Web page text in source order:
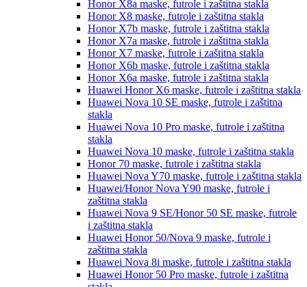
Honor X8a maske, futrole i zaštitna stakla
Honor X8 maske, futrole i zaštitna stakla
Honor X7b maske, futrole i zaštitna stakla
Honor X7a maske, futrole i zaštitna stakla
Honor X7 maske, futrole i zaštitna stakla
Honor X6b maske, futrole i zaštitna stakla
Honor X6a maske, futrole i zaštitna stakla
Huawei Honor X6 maske, futrole i zaštitna stakla
Huawei Nova 10 SE maske, futrole i zaštitna
stakla
Huawei Nova 10 Pro maske, futrole i zaštitna
stakla
Huawei Nova 10 maske, futrole i zaštitna stakla
Honor 70 maske, futrole i zaštitna stakla
Huawei Nova Y70 maske, futrole i zaštitna stakla
Huawei/Honor Nova Y90 maske, futrole i
zaštitna stakla
Huawei Nova 9 SE/Honor 50 SE maske, futrole
i zaštitna stakla
Huawei Honor 50/Nova 9 maske, futrole i
zaštitna stakla
Huawei Nova 8i maske, futrole i zaštitna stakla
Huawei Honor 50 Pro maske, futrole i zaštitna